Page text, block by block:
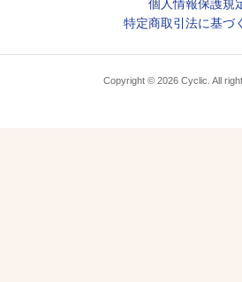
個人情報保護規
特定商取引法に基づ
Copyright © 2026 Cyclic. All